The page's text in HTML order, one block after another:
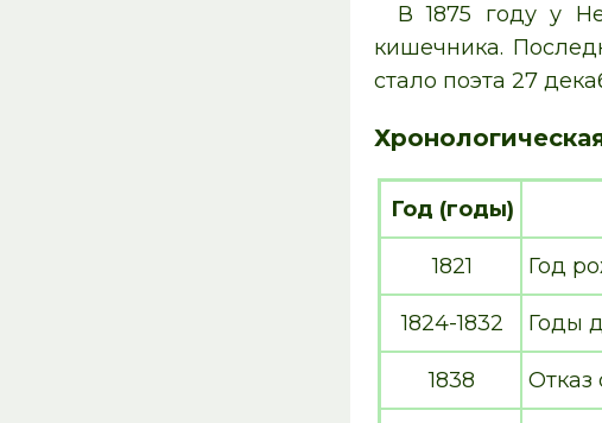
В 1875 году у
кишечника.
стало поэта 27
Год (годы)
1821 Год
1824-1832 Годы
1838 Отказ